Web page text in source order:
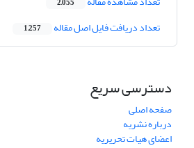
2,055
تعداد دریافت فایل اصل مقاله 1,257
دسترسی سریع
صفحه اصلی
درباره نشریه
اعضای هیات تحریریه